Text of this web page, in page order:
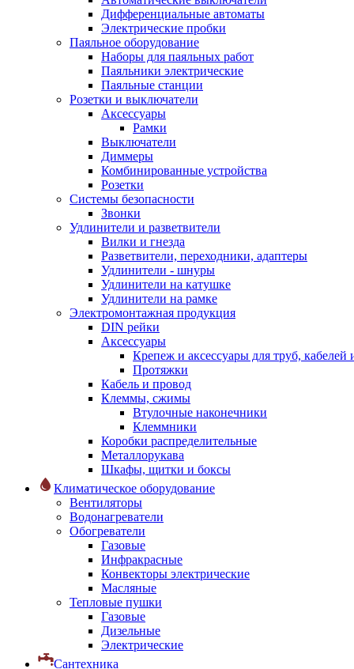
Дифференциальные автоматы
Электрические пробки
Паяльное оборудование
Наборы для паяльных работ
Паяльники электрические
Паяльные станции
Розетки и выключатели
Аксессуары
Рамки
Выключатели
Диммеры
Комбинированные устройства
Розетки
Системы безопасности
Звонки
Удлинители и разветвители
Вилки и гнезда
Разветвители, переходники, адаптеры
Удлинители - шнуры
Удлинители на катушке
Удлинители на рамке
Электромонтажная продукция
DIN рейки
Аксессуары
Крепеж и аксессуары для труб, кабелей
Протяжки
Кабель и провод
Клеммы, сжимы
Втулочные наконечники
Клеммники
Коробки распределительные
Металлорукава
Шкафы, щитки и боксы
Климатическое оборудование
Вентиляторы
Водонагреватели
Обогреватели
Газовые
Инфракрасные
Конвекторы электрические
Масляные
Тепловые пушки
Газовые
Дизельные
Электрические
Сантехника